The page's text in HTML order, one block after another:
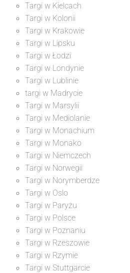
Targi w Kielcach
Targi w Kolonii
Targi w Krakowie
Targi w Lipsku
Targi w Łodzi
Targi w Londynie
Targi w Lublinie
targi w Madrycie
Targi w Marsylii
Targi w Mediolanie
Targi w Monachium
Targi w Monako
Targi w Niemczech
Targi w Norwegii
Targi w Norymberdze
Targi w Oslo
Targi w Paryżu
Targi w Polsce
Targi w Poznaniu
Targi w Rzeszowie
Targi w Rzymie
Targi w Stuttgarcie